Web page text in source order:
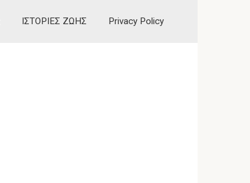
ΙΣΤΟΡΙΕΣ ΖΩΗΣ Privacy Policy